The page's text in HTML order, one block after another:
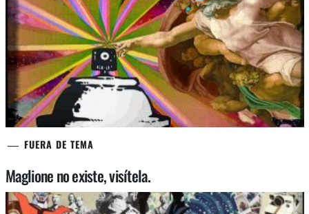
FUERA DE TEMA
Maglione no existe, visítela.